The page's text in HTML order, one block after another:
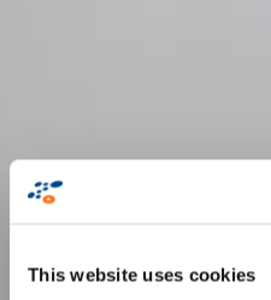
This website uses cookies